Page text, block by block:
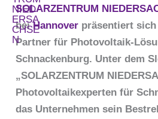
SOLARZENTRUM
beiHannover präsentiert
Partner für Photovoltaik-
Schnackenburg. Unter dem
„SOLARZENTRUM
Photovoltaikexperten für
das Unternehmen sein